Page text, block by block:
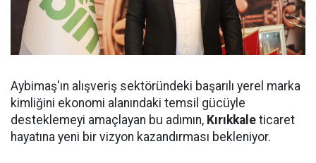
Aybimaş'ın alışveriş sektöründeki başarılı yerel marka
kimliğini ekonomi alanındaki temsil gücüyle
desteklemeyi amaçlayan bu adımın, Kırıkkale ticaret
hayatına yeni bir vizyon kazandırması bekleniyor.